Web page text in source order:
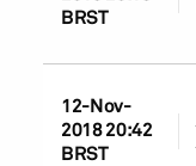
BRST
12-Nov-
2018 20:42
BRST